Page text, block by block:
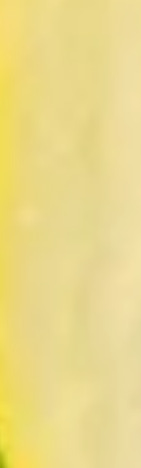
sie auf. In Europa findet
der Amaryllisgewächse
Trompeten-
Osterglocke (Narcissus
Narzissen
von einem Jüngling,
Liebe, bis die
verliebt in sein
also nicht für jeden
und beliebt
In China gilt sie als
kaufst, drückst du
über die